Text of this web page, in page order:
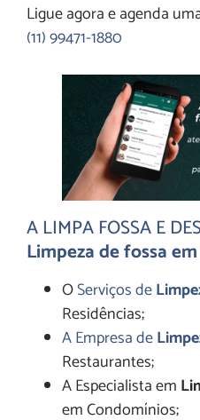
Ligue agora e agenda
(11) 99471-1880
A LIMPA FOSSA E
Limpeza de fossa
OServiços de
Residências;
A Empresa de
Restaurantes;
A Especialista em
em Condomínios;